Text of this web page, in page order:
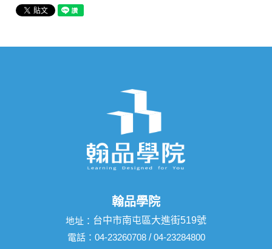
翰品學院
地址： 台中市南屯區大進街519號
電話： 04-23260708/ 04-23284800